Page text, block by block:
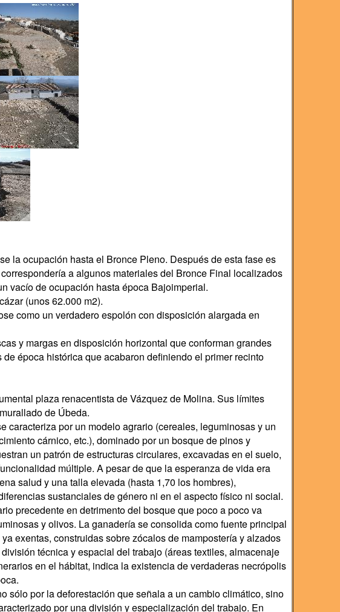
la ocupación hasta el Bronce Pleno. Después de esta fase es
a algunos materiales del Bronce Final localizados
vacío de ocupación hasta época Bajoimperial.
(unos 62.000 m2).
como un verdadero espolón con disposición alargada en
y margas en disposición horizontal que conforman grandes
época histórica que acabaron definiendo el primer recinto
plaza renacentista de Vázquez de Molina. Sus límites
de Úbeda.
caracteriza por un modelo agrario (cereales, leguminosas y un
cárnico, etc.), dominado por un bosque de pinos y
un patrón de estructuras circulares, excavadas en el suelo,
múltiple. A pesar de que la esperanza de vida era
salud y una talla elevada (hasta 1,70 los hombres),
sustanciales de género ni en el aspecto físico ni social.
precedente en detrimento del bosque que poco a poco va
y olivos. La ganadería se consolida como fuente principal
exentas, construidas sobre zócalos de mampostería y alzados
técnica y espacial del trabajo (áreas textiles, almacenaje
en el hábitat, indica la existencia de verdaderas necrópolis
sólo por la deforestación que señala a un cambio climático, sino
por una división y especialización del trabajo. En